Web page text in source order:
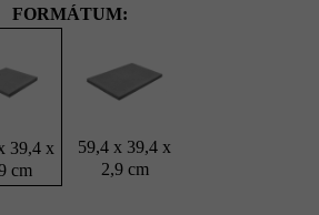
FORMÁTUM:
39,4 x
cm
59,4 x 39,4 x
2,9 cm